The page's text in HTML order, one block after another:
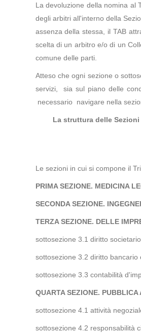
La devoluzione della nomina al
degli arbitri all'interno della
assenza della stessa, il TAB
scelta di un arbitro e/o di un
comune delle parti.
Atteso che ogni sezione o
servizi, sia sul piano delle
necessario navigare nella
La struttura delle
Le sezioni in cui si compone il
PRIMA SEZIONE. MEDICINA
SECONDA SEZIONE.
TERZA SEZIONE. DELLE
sottosezione 3.1 diritto
sottosezione 3.2 diritto bancario
sottosezione 3.3 contabilità
QUARTA SEZIONE. PUBBLICA
sottosezione 4.1 attività
sottosezione 4.2 responsabilità